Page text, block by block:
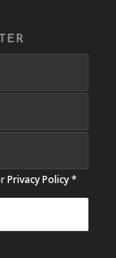
Privacy Policy *